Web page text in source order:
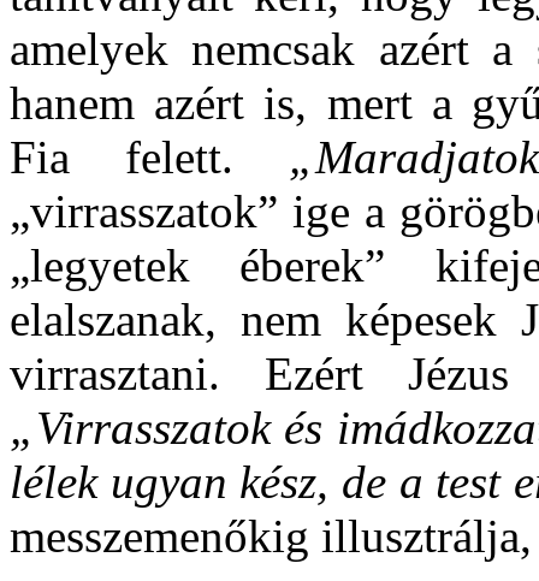
amelyek nemcsak azért
hanem azért is, mert a
Fia felett.
„virrasszatok” ige a
„legyetek éberek”
elalszanak, nem képesek
virrasztani. Ezért
„Virrasszatok és
lélek ugyan kész, de a test
messzemenőkig